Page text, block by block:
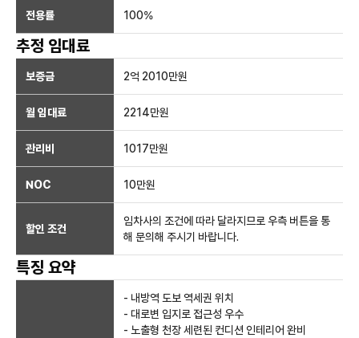
전용률 100%
추정 임대료
보증금 2억 2010만원
월 임대료 2214만원
관리비 1017만원
NOC 10만원
할인 조건
임차사의 조건에 따라 달라지므로 우측 버튼을 통
해 문의해 주시기 바랍니다.
특징 요약
- 내방역 도보 역세권 위치
- 대로변 입지로 접근성 우수
- 노출형 천장 세련된 컨디션 인테리어 완비